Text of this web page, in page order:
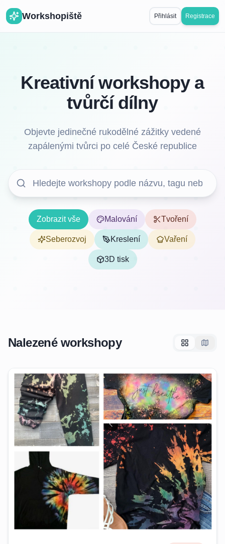
Workshopiště Přihlásit Registrace
Kreativní workshopy a
tvůrčí dílny
Objevte jedinečné rukodělné zážitky vedené
zapálenými tvůrci po celé České republice
Zobrazit vše Malování Tvoření
Seberozvoj Kreslení Vaření
3D tisk
Nalezené workshopy